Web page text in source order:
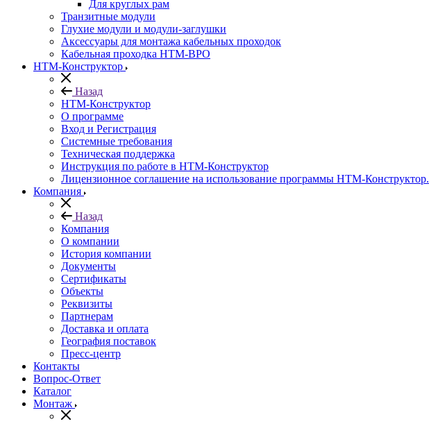
Для круглых рам
Транзитные модули
Глухие модули и модули-заглушки
Аксессуары для монтажа кабельных проходок
Кабельная проходка НТМ-ВРО
НТМ-Конструктор
Назад
НТМ-Конструктор
О программе
Вход и Регистрация
Системные требования
Техническая поддержка
Инструкция по работе в НТМ-Конструктор
Лицензионное соглашение на использование программы НТМ-Конструктор.
Компания
Назад
Компания
О компании
История компании
Документы
Сертификаты
Объекты
Реквизиты
Партнерам
Доставка и оплата
География поставок
Пресс-центр
Контакты
Вопрос-Ответ
Каталог
Монтаж